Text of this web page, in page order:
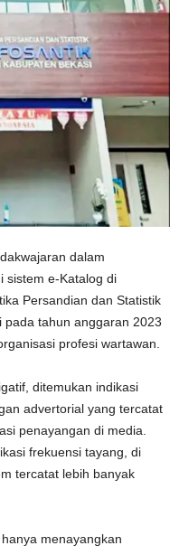
dalam
sistem e-Katalog di
Persandian dan Statistik
pada tahun anggaran 2023
profesi wartawan.
ditemukan indikasi
advertorial yang tercatat
penayangan di media.
frekuensi tayang, di
tercatat lebih banyak
menayangkan